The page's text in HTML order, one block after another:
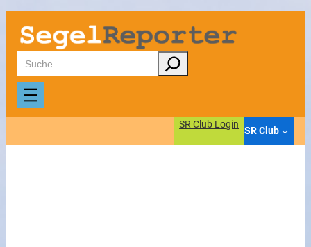
Suchen
SR Club Login
SR Club